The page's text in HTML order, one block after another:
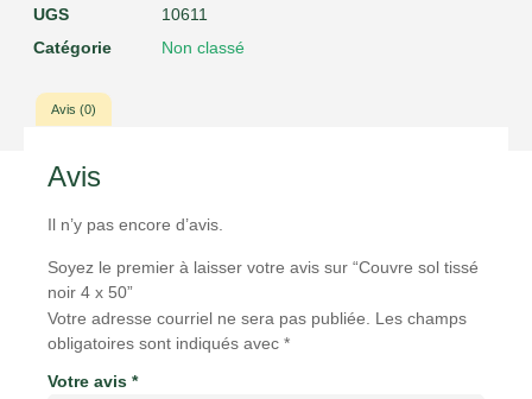
UGS
10611
Catégorie
Non classé
Avis (0)
Avis
Il n’y pas encore d’avis.
Soyez le premier à laisser votre avis sur “Couvre sol tissé
noir 4 x 50”
Votre adresse courriel ne sera pas publiée.
Les champs
obligatoires sont indiqués avec *
Votre avis *